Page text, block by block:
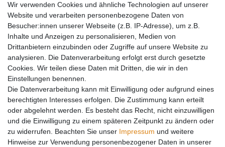
Werkzeug
Kältetechnikzubehör
Kältefitting
Y-Verteiler
Mein Konto
Kontakt
Versandkosten
Zahlungsarten
Service
Registrierung
Login
Mein Konto
Wir verwenden Cookies und ähnliche Technologien auf unserer
Website und verarbeiten personenbezogene Daten von
Besucher:innen unserer Webseite (z.B. IP-Adresse), um z.B.
Inhalte und Anzeigen zu personalisieren, Medien von
Drittanbietern einzubinden oder Zugriffe auf unsere Website zu
analysieren. Die Datenverarbeitung erfolgt erst durch gesetzte
Cookies. Wir teilen diese Daten mit Dritten, die wir in den
Einstellungen benennen.
Die Datenverarbeitung kann mit Einwilligung oder aufgrund eines
berechtigten Interesses erfolgen. Die Zustimmung kann erteilt
oder abgelehnt werden. Es besteht das Recht, nicht einzuwilligen
und die Einwilligung zu einem späteren Zeitpunkt zu ändern oder
zu widerrufen. Beachten Sie unser Impressum und weitere
Hinweise zur Verwendung personenbezogener Daten in unserer